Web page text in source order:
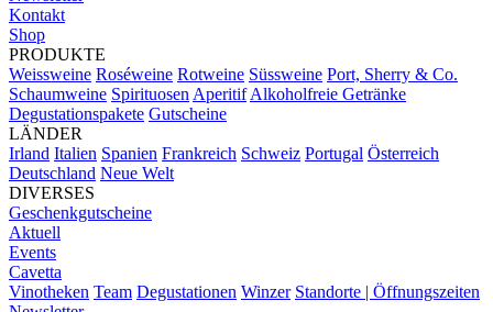
Kontakt
Shop
PRODUKTE
Weissweine Roséweine Rotweine Süssweine Port, Sherry & Co.
Schaumweine Spirituosen Aperitif Alkoholfreie Getränke
Degustationspakete Gutscheine
LÄNDER
Irland Italien Spanien Frankreich Schweiz Portugal Österreich
Deutschland Neue Welt
DIVERSES
Geschenkgutscheine
Aktuell
Events
Cavetta
Vinotheken Team Degustationen Winzer Standorte | Öffnungszeiten